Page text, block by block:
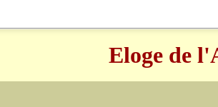
Eloge de